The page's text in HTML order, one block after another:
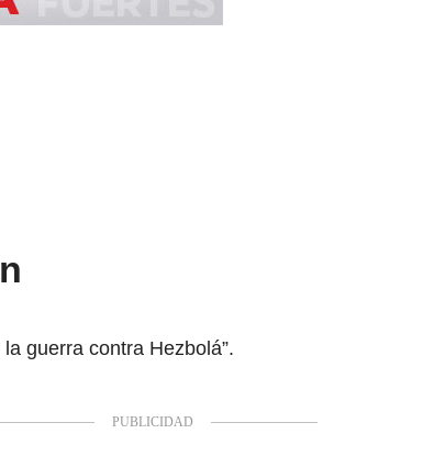
guerra contra Hezbolá”.